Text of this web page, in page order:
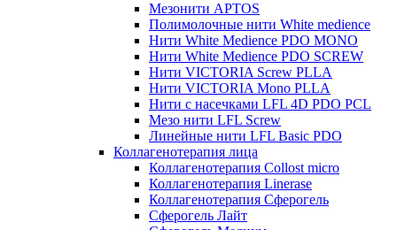
Мезонити APTOS
Полимолочные нити White medience
Нити White Medience PDO MONO
Нити White Medience PDO SCREW
Нити VICTORIA Screw PLLA
Нити VICTORIA Mono PLLA
Нити с насечками LFL 4D PDO PCL
Мезо нити LFL Screw
Линейные нити LFL Basic PDO
Коллагенотерапия лица
Коллагенотерапия Collost micro
Коллагенотерапия Linerase
Коллагенотерапия Сферогель
Сферогель Лайт